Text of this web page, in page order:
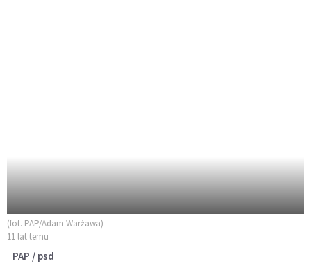
(fot. PAP/Adam Warżawa)
11 lat temu
PAP / psd